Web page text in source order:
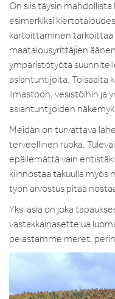
On siis täysin mahdollista
esimerkiksi
kartoittaminen tarkoittaa
maatalousyrittäjien
ympäristötyötä
asiantuntijoita. Toisaalta
ilmastoon, vesistöihin ja
asiantuntijoiden
Meidän on turvattava
terveellinen ruoka.
epäilemättä vain
kiinnostaa takuulla myös
työn arvostus pitää
Yksi asia on joka
vastakkainasettelua
pelastamme meret,